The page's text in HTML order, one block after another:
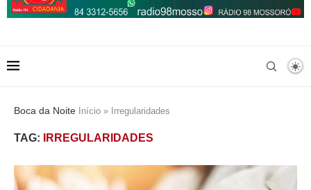
Boca da Noite Início » Irregularidades
TAG: IRREGULARIDADES